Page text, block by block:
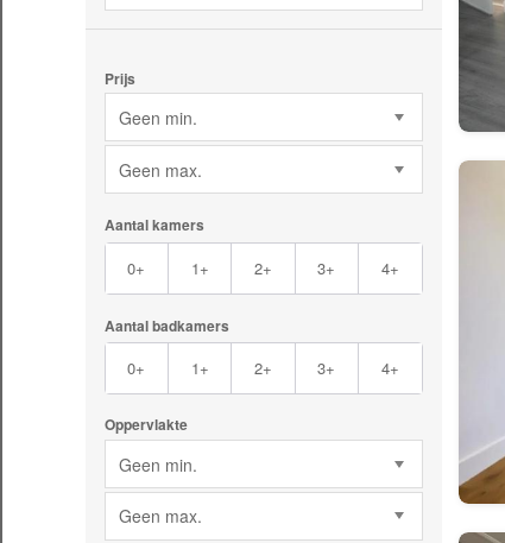
Prijs
Geen min.
Geen max.
Aantal kamers
0+ 1+ 2+ 3+ 4+
Aantal badkamers
0+ 1+ 2+ 3+ 4+
Oppervlakte
Geen min.
Geen max.